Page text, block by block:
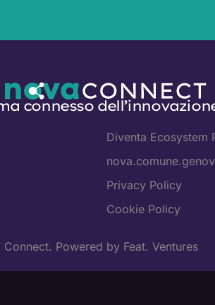
connesso
Diventa Ecosystem
Privacy Policy
Cookie Policy
Powered by Feat. Ventures